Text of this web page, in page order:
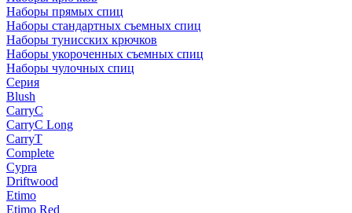
Наборы прямых спиц
Наборы стандартных съемных спиц
Наборы тунисских крючков
Наборы укороченных съемных спиц
Наборы чулочных спиц
Серия
Blush
CarryC
CarryC Long
CarryT
Complete
Cypra
Driftwood
Etimo
Etimo Red